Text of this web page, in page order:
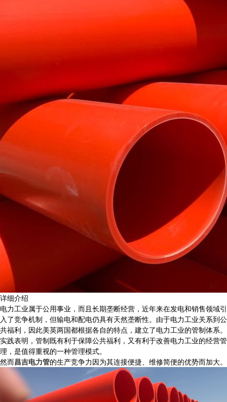
详细介绍
电力工业属于公用事业，而且长期垄断经营，近年来在发电和销售领域引
入了竞争机制，但输电和配电仍具有天然垄断性。由于电力工业关系到公
共福利，因此美英两国都根据各自的特点，建立了电力工业的管制体系。
实践表明，管制既有利于保障公共福利，又有利于改善电力工业的经营管
理，是值得重视的一种管理模式。
然而昌吉电力管的生产竞争力因为其连接便捷、维修简便的优势而加大。